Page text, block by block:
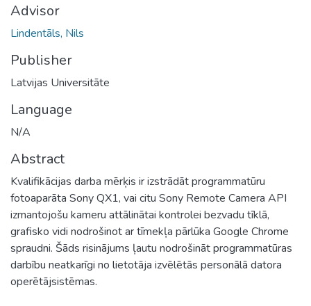
Advisor
Lindentāls, Nils
Publisher
Latvijas Universitāte
Language
N/A
Abstract
Kvalifikācijas darba mērķis ir izstrādāt programmatūru
fotoaparāta Sony QX1, vai citu Sony Remote Camera API
izmantojošu kameru attālinātai kontrolei bezvadu tīklā,
grafisko vidi nodrošinot ar tīmekļa pārlūka Google Chrome
spraudni. Šāds risinājums ļautu nodrošināt programmatūras
darbību neatkarīgi no lietotāja izvēlētās personālā datora
operētājsistēmas.